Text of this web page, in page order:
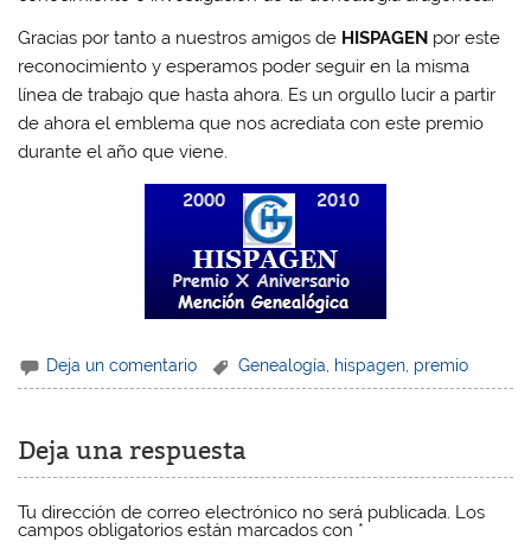
Gracias por tanto a nuestros amigos de HISPAGEN por este
reconocimiento y esperamos poder seguir en la misma
línea de trabajo que hasta ahora. Es un orgullo lucir a partir
de ahora el emblema que nos acrediata con este premio
durante el año que viene.
Deja un comentario Genealogía hispagen premio
Deja una respuesta
Tu dirección de correo electrónico no será publicada. Los
campos obligatorios están marcados con *